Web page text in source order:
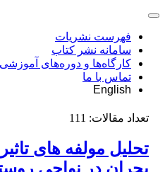
فهرست نشریات
سامانه نشر کتاب
کارگاه‌ها و دوره‌های
تماس با ما
English
تعداد مقالات: 111
تحلیل مولفه های